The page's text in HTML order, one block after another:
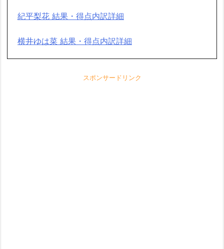
紀平梨花 結果・得点内訳詳細
横井ゆは菜 結果・得点内訳詳細
スポンサードリンク